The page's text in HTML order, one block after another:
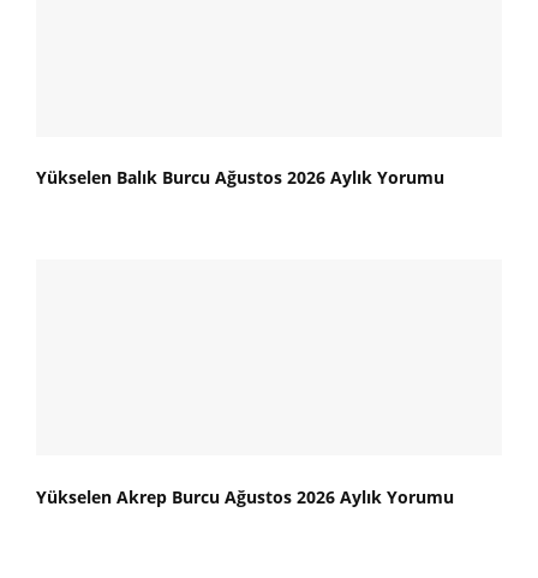
Yükselen Balık Burcu Ağustos 2026 Aylık Yorumu
Yükselen Akrep Burcu Ağustos 2026 Aylık Yorumu